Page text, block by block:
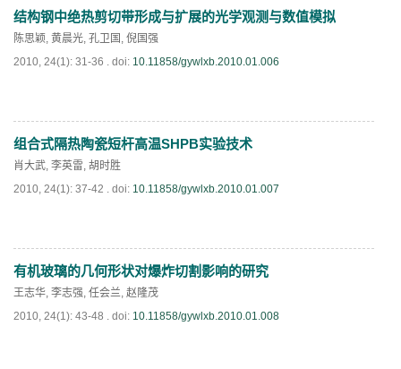
PDF(779)
结构钢中绝热剪切带形成与扩展的光学观测与数值模拟
陈思颖, 黄晨光, 孔卫国 , 倪国强
2010, 24(1): 31-36 . doi: 10.11858/gywlxb.2010.01.006
PDF(445)
组合式隔热陶瓷短杆高温SHPB实验技术
肖大武, 李英雷, 胡时胜
2010, 24(1): 37-42 . doi: 10.11858/gywlxb.2010.01.007
PDF(712)
有机玻璃的几何形状对爆炸切割影响的研究
王志华, 李志强, 任会兰, 赵隆茂
2010, 24(1): 43-48 . doi: 10.11858/gywlxb.2010.01.008